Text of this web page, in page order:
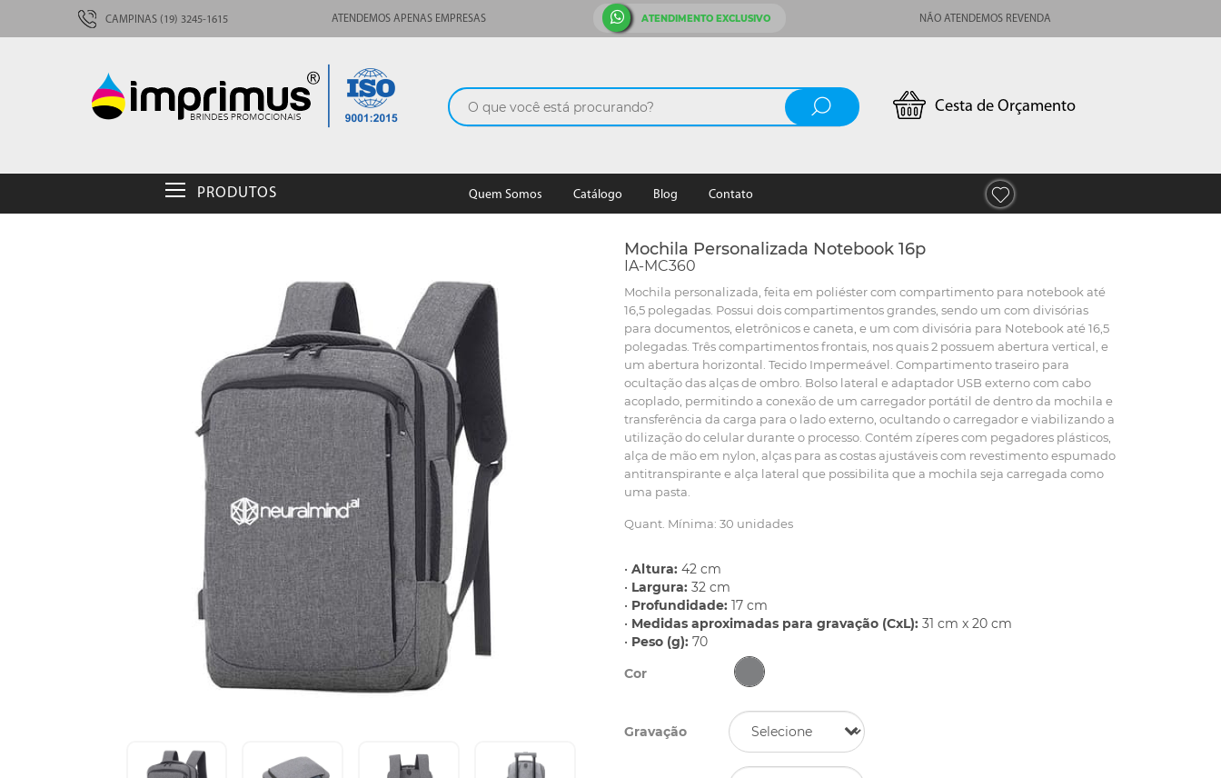
CAMPINAS (19) 3245-1615 ATENDEMOS APENAS EMPRESAS ATENDIMENTO EXCLUSIVO NÃO ATENDEMOS REVENDA
Cesta de Orçamento
PRODUTOS Quem Somos Catálogo Blog Contato
Mochila Personalizada Notebook 16p
IA-MC360
Mochila personalizada, feita em poliéster com compartimento para notebook até
16,5 polegadas. Possui dois compartimentos grandes, sendo um com divisórias
para documentos, eletrônicos e caneta, e um com divisória para Notebook até 16,5
polegadas. Três compartimentos frontais, nos quais 2 possuem abertura vertical, e
um abertura horizontal. Tecido Impermeável. Compartimento traseiro para
ocultação das alças de ombro. Bolso lateral e adaptador USB externo com cabo
acoplado, permitindo a conexão de um carregador portátil de dentro da mochila e
transferência da carga para o lado externo, ocultando o carregador e viabilizando a
utilização do celular durante o processo. Contém zíperes com pegadores plásticos,
alça de mão em nylon, alças para as costas ajustáveis com revestimento espumado
antitranspirante e alça lateral que possibilita que a mochila seja carregada como
uma pasta.
Quant. Mínima: 30 unidades
• Altura: 42 cm
• Largura: 32 cm
• Profundidade: 17 cm
• Medidas aproximadas para gravação (CxL): 31 cm x 20 cm
• Peso (g): 70
Cor
Gravação